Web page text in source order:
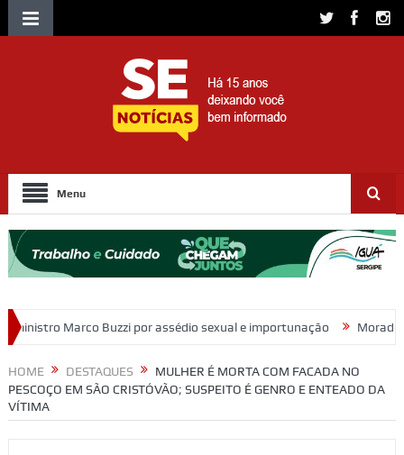
Menu
assédio sexual e importunação Moradores protestam e
HOME DESTAQUES
MULHER É MORTA COM FACADA NO
PESCOÇO EM SÃO CRISTÓVÃO; SUSPEITO É GENRO E ENTEADO DA
VÍTIMA